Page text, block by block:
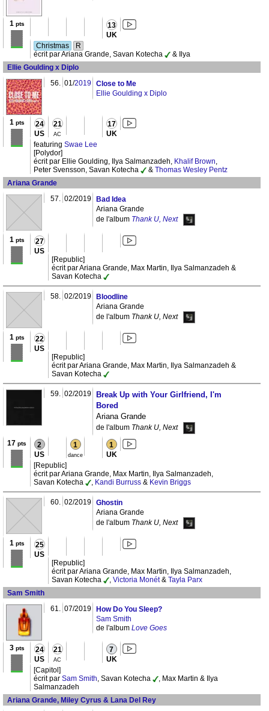
1 pts 13
UK
Christmas
R
écrit par Ariana Grande, Savan Kotecha
& Ilya
Ellie Goulding x Diplo
56. 01/2019
Close to Me
Ellie Goulding x Diplo
1 pts 24
US
21
AC
17
UK
featuring Swae Lee
[Polydor]
écrit par Ellie Goulding, Ilya Salmanzadeh, Khalif Brown,
Peter Svensson, Savan Kotecha
& Thomas Wesley Pentz
Ariana Grande
57. 02/2019
Bad Idea
Ariana Grande
de l'album Thank U, Next
1 pts 27
US
[Republic]
écrit par Ariana Grande, Max Martin, Ilya Salmanzadeh &
Savan Kotecha
58. 02/2019
Bloodline
Ariana Grande
de l'album Thank U, Next
1 pts 22
US
[Republic]
écrit par Ariana Grande, Max Martin, Ilya Salmanzadeh &
Savan Kotecha
59. 02/2019
Break Up with Your Girlfriend, I'm
Bored
Ariana Grande
de l'album Thank U, Next
17 pts 2
US
1
dance
1
UK
[Republic]
écrit par Ariana Grande, Max Martin, Ilya Salmanzadeh,
Savan Kotecha
, Kandi Burruss & Kevin Briggs
60. 02/2019 Ghostin
Ariana Grande
de l'album Thank U, Next
1 pts 25
US
[Republic]
écrit par Ariana Grande, Max Martin, Ilya Salmanzadeh,
Savan Kotecha
, Victoria Monét& Tayla Parx
Sam Smith
61. 07/2019
How Do You Sleep?
Sam Smith
de l'album Love Goes
3pts 24
US
21
AC
7
UK
[Capitol]
écrit par Sam Smith, Savan Kotecha
, Max Martin & Ilya
Salmanzadeh
Ariana Grande, Miley Cyrus & Lana Del Rey